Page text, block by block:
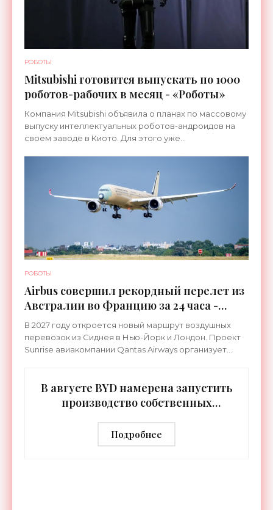
РОБОТЫ
Mitsubishi готовится выпускать по 1000
роботов-рабочих в месяц - «Роботы»
Компания Mitsubishi объявила о планах по массовому
выпуску интеллектуальных роботов-андроидов на
своем заводе в Киото. Для этого уже
РОБОТЫ
Airbus совершил рекордный перелет из
Австралии во Францию за 24 часа -
«Техника»
В 2027 году откроется новый маршрут воздушных
перевозок из Сиднея в Нью-Йорк и Лондон. Проект
Sunrise авиакомпании Qantas Airways организует
В августе BYD намерена запустить
производство собственных
«Роботы»
Подробнее